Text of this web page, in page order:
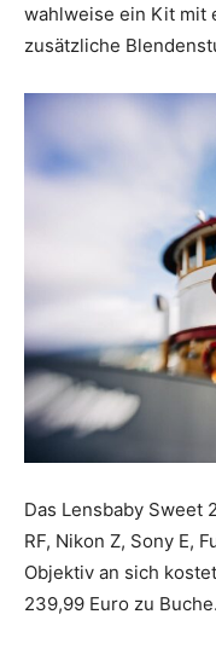
wahlweise ein Kit mit
zusätzliche
Das Lensbaby Sweet
RF, Nikon Z, Sony E,
Objektiv an sich
239,99 Euro zu Buche.